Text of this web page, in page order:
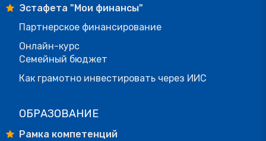
Эстафета "Мои финансы"
Партнерское финансирование
Онлайн-курс
Семейный бюджет
Как грамотно инвестировать через ИИС
ОБРАЗОВАНИЕ
Рамка компетенций